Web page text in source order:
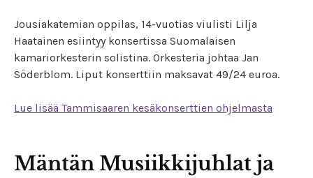
Jousiakatemian oppilas, 14-vuotias viulisti Lilja
Haatainen esiintyy konsertissa Suomalaisen
kamariorkesterin solistina. Orkesteria johtaa Jan
Söderblom. Liput konserttiin maksavat 49/24 euroa.
Lue lisää Tammisaaren kesäkonserttien ohjelmasta
Mäntän Musiikkijuhlat ja